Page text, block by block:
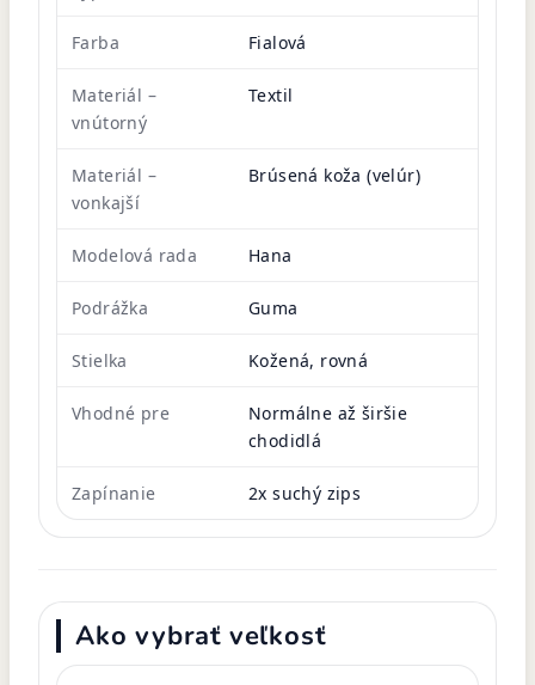
Farba Fialová
Materiál –
vnútorný
Textil
Materiál –
vonkajší
Brúsená koža (velúr)
Modelová rada Hana
Podrážka Guma
Stielka Kožená, rovná
Vhodné pre
Normálne až širšie
chodidlá
Zapínanie 2x suchý zips
Ako vybrať veľkosť